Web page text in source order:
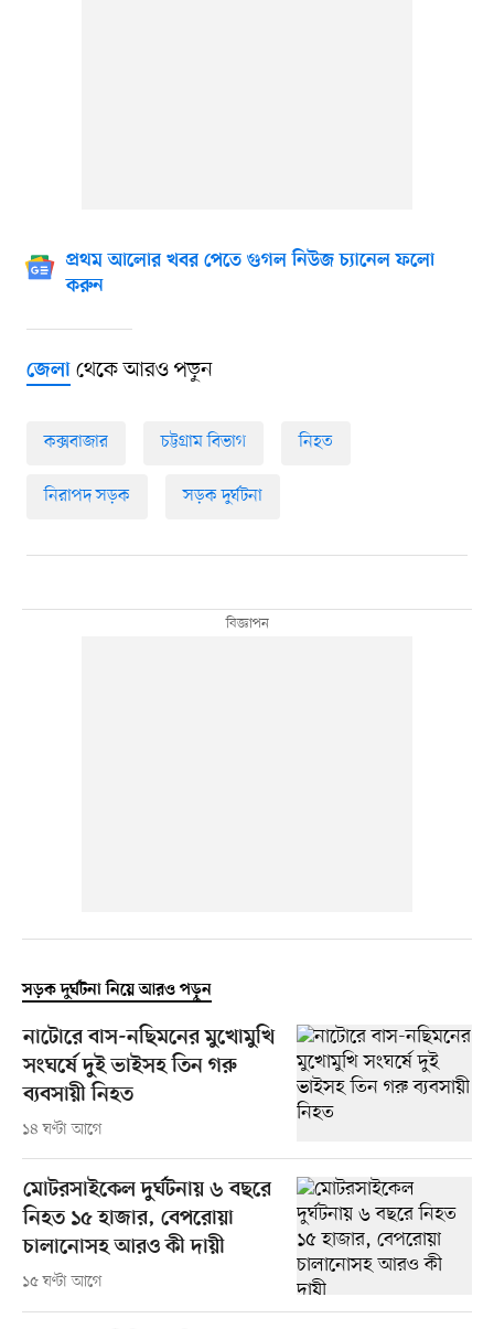
প্রথম আলোর খবর পেতে গুগল নিউজ চ্যানেল ফলো
করুন
জেলাথেকে আরও পড়ুন
কক্সবাজার চট্টগ্রাম বিভাগ নিহত
নিরাপদ সড়ক সড়ক দুর্ঘটনা
সড়ক দুর্ঘটনা নিয়ে আরও পড়ুন
নাটোরে বাস-নছিমনের মুখোমুখি
সংঘর্ষে দুই ভাইসহ তিন গরু
ব্যবসায়ী নিহত
১৪ ঘণ্টা আগে
মোটরসাইকেল দুর্ঘটনায় ৬ বছরে
নিহত ১৫ হাজার, বেপরোয়া
চালানোসহ আরও কী দায়ী
১৫ ঘণ্টা আগে